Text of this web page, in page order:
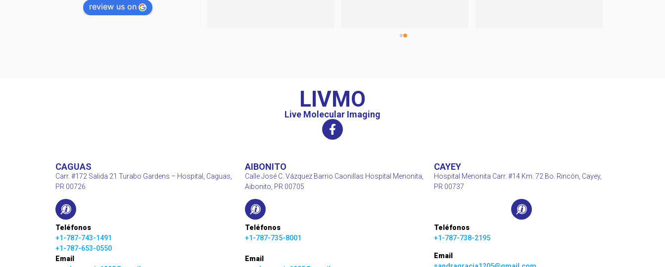
review us on
LIVMO
Live Molecular Imaging
CAGUAS
Carr. #172 Salida 21 Turabo Gardens – Hospital, Caguas,
PR 00726
Teléfonos
+1-787-743-1491
+1-787-653-0550
Email
AIBONITO
Calle José C. Vázquez Barrio Caonillas Hospital Menonita,
Aibonito, PR 00705
Teléfonos
+1-787-735-8001
Email
CAYEY
Hospital Menonita Carr. #14 Km. 72 Bo. Rincón, Cayey,
PR 00737
Teléfonos
+1-787-738-2195
Email